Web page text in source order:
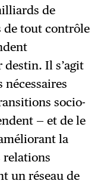
de
de tout contrôle
Il s’agit
nécessaires
socio-
— et de le
la
relations
un réseau de